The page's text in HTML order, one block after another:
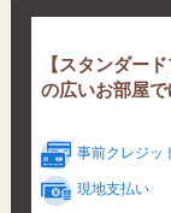
【スタンダー
の広いお部屋で
事前クレジッ
現地支払い